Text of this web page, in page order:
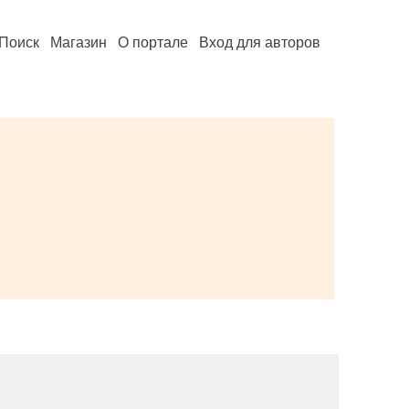
Поиск Магазин О портале Вход для авторов